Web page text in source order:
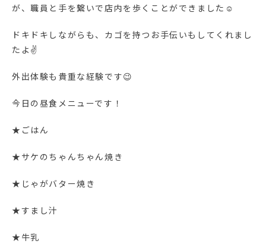
が、職員と手を繋いで店内を歩くことができました☺
ドキドキしながらも、カゴを持つお手伝いもしてくれまし
たよ✌
外出体験も貴重な経験です😉
今日の昼食メニューです！
★ごはん
★サケのちゃんちゃん焼き
★じゃがバター焼き
★すまし汁
★牛乳